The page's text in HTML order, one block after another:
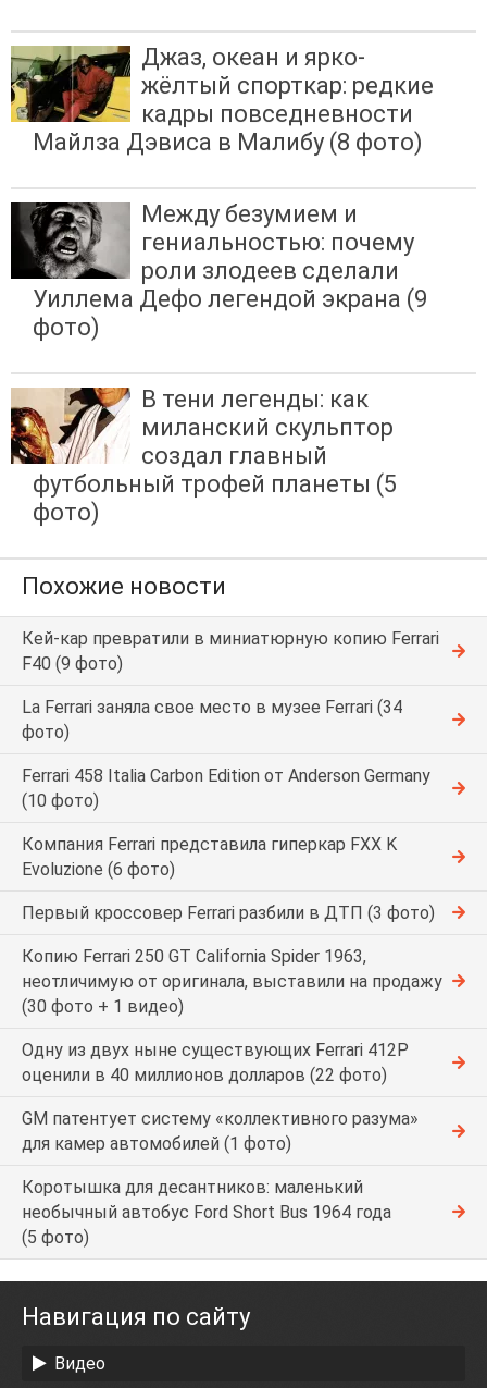
Джаз, океан и ярко-
жёлтый спорткар: редкие
кадры повседневности
Майлза Дэвиса в Малибу (8 фото)
Между безумием и
гениальностью: почему
роли злодеев сделали
Уиллема Дефо легендой экрана (9
фото)
В тени легенды: как
миланский скульптор
создал главный
футбольный трофей планеты (5
фото)
Похожие новости
Кей-кар превратили в миниатюрную копию Ferrari
F40 (9 фото)
La Ferrari заняла свое место в музее Ferrari (34
фото)
Ferrari 458 Italia Carbon Edition от Anderson Germany
(10 фото)
Компания Ferrari представила гиперкар FXX K
Evoluzione (6 фото)
Первый кроссовер Ferrari разбили в ДТП (3 фото)
Копию Ferrari 250 GT California Spider 1963,
неотличимую от оригинала, выставили на продажу
(30 фото + 1 видео)
Одну из двух ныне существующих Ferrari 412P
оценили в 40 миллионов долларов (22 фото)
GM патентует систему «коллективного разума»
для камер автомобилей (1 фото)
Коротышка для десантников: маленький
необычный автобус Ford Short Bus 1964 года
(5 фото)
Навигация по сайту
Видео